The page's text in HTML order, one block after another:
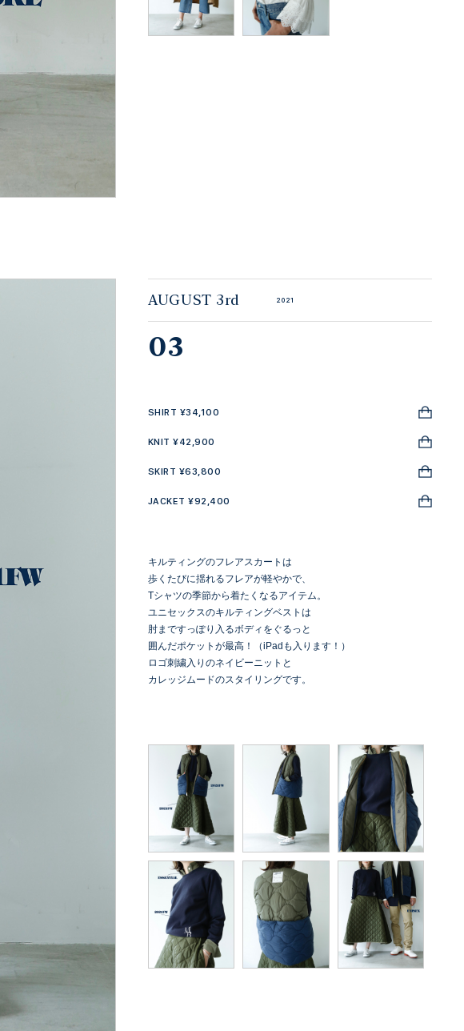
AUGUST 3rd 2021
03
SHIRT ¥34,100
KNIT ¥42,900
SKIRT ¥63,800
JACKET ¥92,400
キルティングのフレアスカートは
歩くたびに揺れるフレアが軽やかで、
Tシャツの季節から着たくなるアイテム。
ユニセックスのキルティングベストは
肘まですっぽり入るボディをぐるっと
囲んだポケットが最高！（iPadも入ります！）
ロゴ刺繍入りのネイビーニットと
カレッジムードのスタイリングです。